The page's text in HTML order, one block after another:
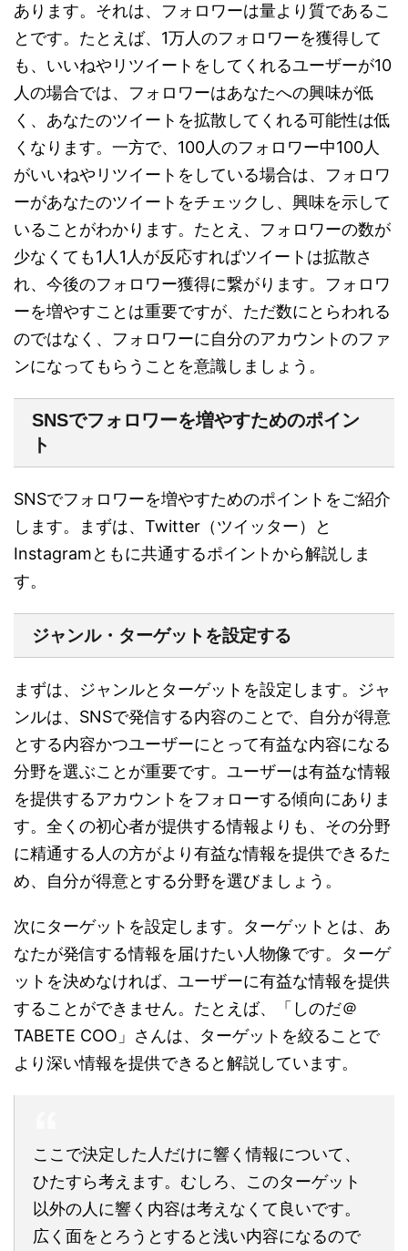
あります。それは、フォロワーは量より質であるこ
とです。たとえば、1万人のフォロワーを獲得して
も、いいねやリツイートをしてくれるユーザーが10
人の場合では、フォロワーはあなたへの興味が低
く、あなたのツイートを拡散してくれる可能性は低
くなります。一方で、100人のフォロワー中100人
がいいねやリツイートをしている場合は、フォロワ
ーがあなたのツイートをチェックし、興味を示して
いることがわかります。たとえ、フォロワーの数が
少なくても1人1人が反応すればツイートは拡散さ
れ、今後のフォロワー獲得に繋がります。フォロワ
ーを増やすことは重要ですが、ただ数にとらわれる
のではなく、フォロワーに自分のアカウントのファ
ンになってもらうことを意識しましょう。
SNSでフォロワーを増やすためのポイン
ト
SNSでフォロワーを増やすためのポイントをご紹介
します。まずは、Twitter（ツイッター）と
Instagramともに共通するポイントから解説しま
す。
ジャンル・ターゲットを設定する
まずは、ジャンルとターゲットを設定します。ジャ
ンルは、SNSで発信する内容のことで、自分が得意
とする内容かつユーザーにとって有益な内容になる
分野を選ぶことが重要です。ユーザーは有益な情報
を提供するアカウントをフォローする傾向にありま
す。全くの初心者が提供する情報よりも、その分野
に精通する人の方がより有益な情報を提供できるた
め、自分が得意とする分野を選びましょう。
次にターゲットを設定します。ターゲットとは、あ
なたが発信する情報を届けたい人物像です。ターゲ
ットを決めなければ、ユーザーに有益な情報を提供
することができません。たとえば、「しのだ＠
TABETE COO」さんは、ターゲットを絞ることで
より深い情報を提供できると解説しています。
ここで決定した人だけに響く情報について、
ひたすら考えます。むしろ、このターゲット
以外の人に響く内容は考えなくて良いです。
広く面をとろうとすると浅い内容になるので